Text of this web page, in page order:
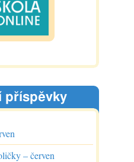
příspěvky
– červen